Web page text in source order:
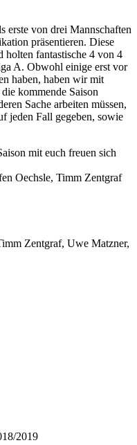
erste von drei Mannschaften
präsentieren. Diese
holten fantastische 4 von 4
A. Obwohl einige erst vor
haben, haben wir mit
kommende Saison
Sache arbeiten müssen,
jeden Fall gegeben, sowie
mit euch freuen sich
Oechsle, Timm Zentgraf
Zentgraf, Uwe Matzner,
2019